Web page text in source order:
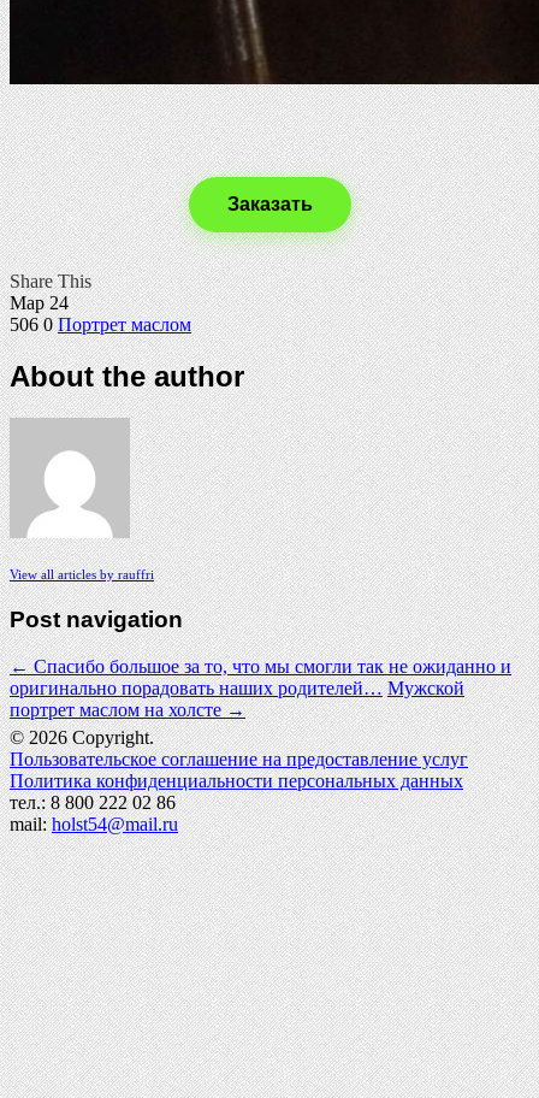
Заказать
Share This
Мар 24
5060 Портрет маслом
About the author
View all articles by rauffri
Post navigation
←Спасибо большое за то, что мы смогли так не ожиданно и
оригинально порадовать наших родителей… Мужской
портрет маслом на холсте→
© 2026 Copyright.
Пользовательское соглашение на предоставление услуг
Политика конфиденциальности персональных данных
тел.: 8 800 222 02 86
mail:holst54@mail.ru